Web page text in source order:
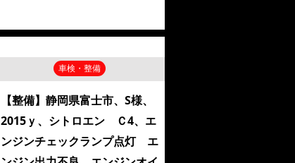
車検・整備
【整備】静岡県富士市、S様、
2015ｙ、シトロエン Ｃ4、エ
ンジンチェックランプ点灯 エ